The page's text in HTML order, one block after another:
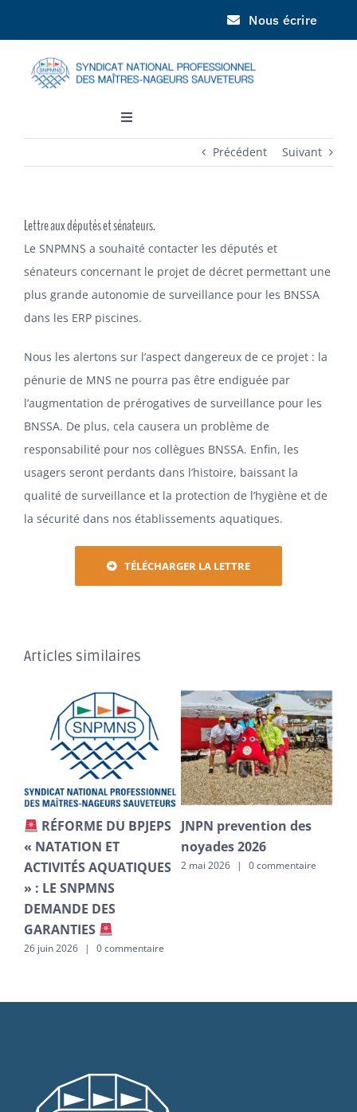
contenu
Nous écrire
Toggle
Navigation
DOCUMENTATION
INFORMATIONS
Précédent Suivant
Lettre aux députés et sénateurs.
Le SNPMNS a souhaité contacter les députés et
sénateurs concernant le projet de décret permettant une
plus grande autonomie de surveillance pour les BNSSA
dans les ERP piscines.
Nous les alertons sur l’aspect dangereux de ce projet : la
pénurie de MNS ne pourra pas être endiguée par
l’augmentation de prérogatives de surveillance pour les
BNSSA. De plus, cela causera un problème de
responsabilité pour nos collègues BNSSA. Enfin, les
usagers seront perdants dans l’histoire, baissant la
qualité de surveillance et la protection de l’hygiène et de
la sécurité dans nos établissements aquatiques.
TÉLÉCHARGER LA LETTRE
Articles similaires
RÉFORME DU BPJEPS
« NATATION ET
ACTIVITÉS AQUATIQUES
» : LE SNPMNS
DEMANDE DES
GARANTIES
26 juin 2026 | 0 commentaire
JNPN prevention des
noyades 2026
2 mai 2026 | 0 commentaire